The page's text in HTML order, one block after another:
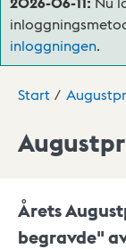
inloggningen.
Start
Årets
begravde"